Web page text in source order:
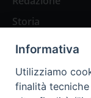
Storia
Abbonamenti
Informativa
Utilizziamo
finalità